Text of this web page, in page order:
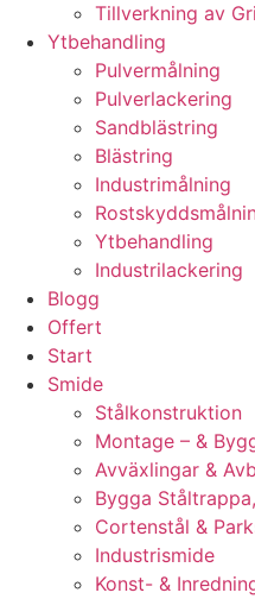
Tillverkning av
Ytbehandling
Pulvermålning
Pulverlackering
Sandblästring
Blästring
Industrimålning
Ytbehandling
Industrilackering
Blogg
Offert
Start
Smide
Stålkonstruktion
Montage – &
Avväxlingar &
Bygga
Cortenstål &
Industrismide
Konst- &